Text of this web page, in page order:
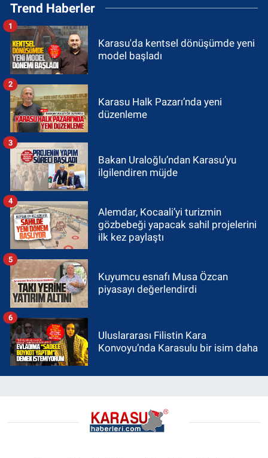
Trend Haberler
Karasu'da kentsel dönüşümde yeni
model başladı
1
Karasu Halk Pazarı’nda yeni
düzenleme
2
Bakan Uraloğlu’ndan Karasu’yu
ilgilendiren müjde
3
Alemdar, Kocaali’yi turizmin
gözbebeği yapacak sahil projelerini
ilk kez paylaştı
4
Kuyumcu esnafı Musa Özcan
piyasayı değerlendirdi
5
Uluslararası Filistin Kara
Konvoyu’nda Karasulu bir isim daha
6